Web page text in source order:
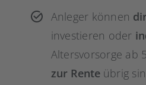
Anleger können
investieren oder
Altersvorsorge ab
zur Renteübrig